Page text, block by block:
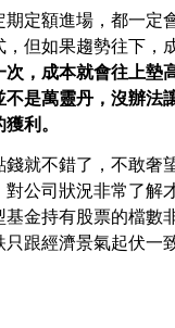
定額進場，都一定
但如果趨勢往下，
，成本就會往上墊
是萬靈丹，沒辦法
利。
就不錯了，不敢奢
公司狀況非常了解
金持有股票的檔數
跟經濟景氣起伏一致